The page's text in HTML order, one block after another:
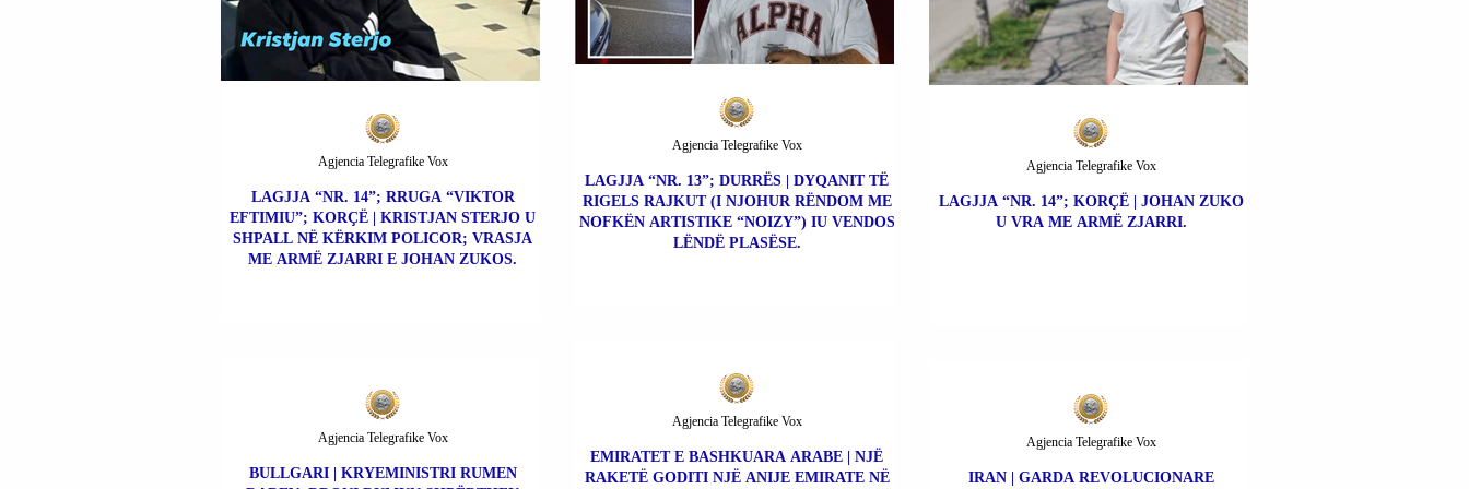
LAGJJA “NR. 14”; RRUGA “VIKTOR
EFTIMIU”; KORÇË | KRISTJAN STERJO U
SHPALL NË KËRKIM POLICOR; VRASJA
ME ARMË ZJARRI E JOHAN ZUKOS.
Agjencia Telegrafike Vox
LAGJJA “NR. 13”; DURRËS | DYQANIT TË
RIGELS RAJKUT (I NJOHUR RËNDOM ME
NOFKËN ARTISTIKE “NOIZY”) IU VENDOS
LËNDË PLASËSE.
Agjencia Telegrafike Vox
LAGJJA “NR. 14”; KORÇË | JOHAN ZUKO
U VRA ME ARMË ZJARRI.
Agjencia Telegrafike Vox
BULLGARI | KRYEMINISTRI RUMEN
Agjencia Telegrafike Vox
EMIRATET E BASHKUARA ARABE | NJË
RAKETË GODITI NJË ANIJE EMIRATE NË
Agjencia Telegrafike Vox
IRAN | GARDA REVOLUCIONARE
Agjencia Telegrafike Vox